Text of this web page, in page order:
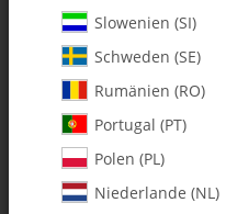
Slowenien (SI)
Schweden (SE)
Rumänien (RO)
Portugal (PT)
Polen (PL)
Niederlande (NL)